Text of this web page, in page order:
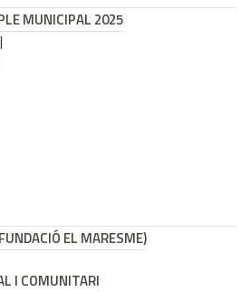
MUNICIPAL 2025
EL MARESME)
I COMUNITARI